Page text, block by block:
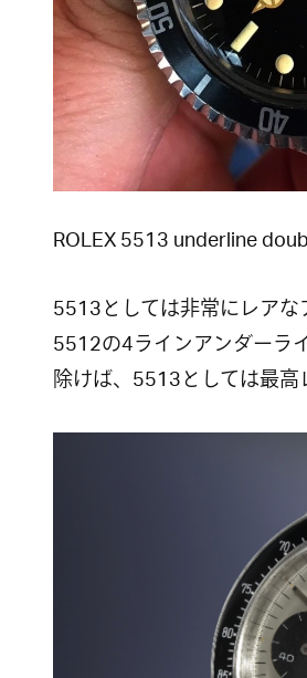
ROLEX 5513 underline
5513としては非常にレアな
5512の4ラインアンダーラ
除けば、5513としては最高